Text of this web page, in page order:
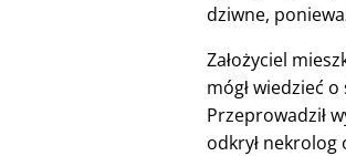
dziwne,
Założyciel
mógł wiedzieć
Przeprowadził
odkrył nekrolog